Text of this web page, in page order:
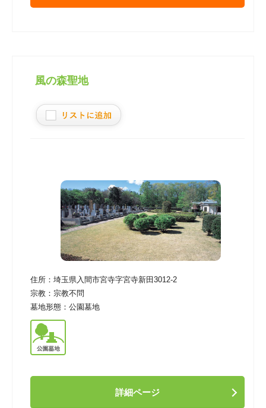
風の森聖地
住所： 埼玉県入間市宮寺字宮寺新田3012-2
宗教： 宗教不問
墓地形態： 公園墓地
詳細ページ